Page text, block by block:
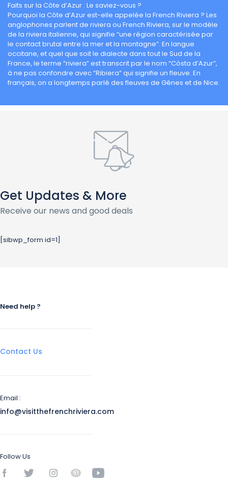
Faits sur la Côte d’Azur : Le saviez-vous ?
Pourquoi la Côte d’Azur est-elle appelée la French Riviera ? Les
anglophones parlent de riviera ou French Riviera, sur le modèle
de la riviera italienne, qui signifie “une région caractérisée par
le contact brutal entre la mer et la montagne”. En langue
occitane, et quel que soit le dialecte dans tout le Sud de la
France, le terme “riviera” est transcrit par le nom “Còsta d’Azur”,
à ne pas confondre avec “Ribiera” qui signifie un fleuve. En
français, on a longtemps parlé des fleuves de Gênes et de Nice.
Get Updates & More
Receive our news and good deals
[sibwp_form id=1]
Need help ?
Contact Us
Email :
info@visitthefrenchriviera.com
Follow Us